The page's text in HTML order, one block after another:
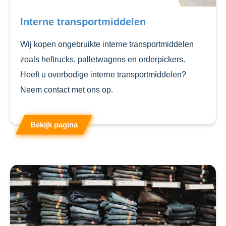
Interne transportmiddelen
Wij kopen ongebruikte interne transportmiddelen
zoals heftrucks, palletwagens en orderpickers.
Heeft u overbodige interne transportmiddelen?
Neem contact met ons op.
Bekijk pagina